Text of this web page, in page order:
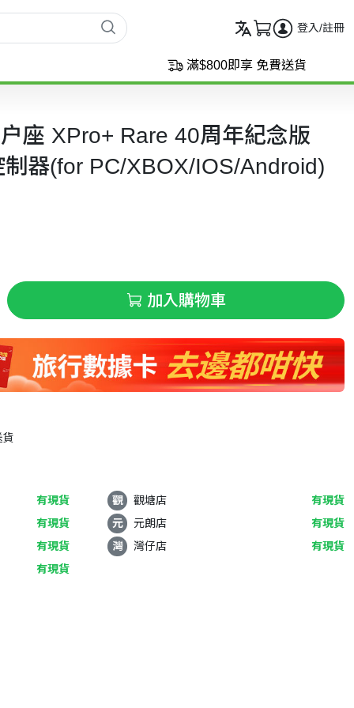
登入/註冊
滿$800即享 免費送貨
座 XPro+ Rare 40周年紀念版
器(for PC/XBOX/IOS/Android)
加入購物車
貨
有現貨 觀 觀塘店
有現貨
有現貨
元 元朗店
有現貨
有現貨
灣 灣仔店
有現貨
有現貨